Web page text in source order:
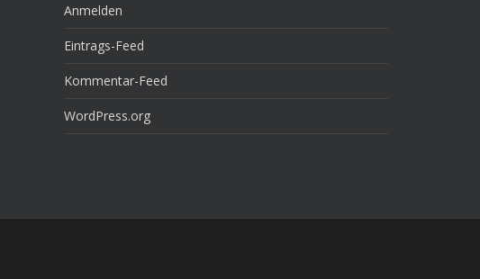
Anmelden
Eintrags-Feed
Kommentar-Feed
WordPress.org